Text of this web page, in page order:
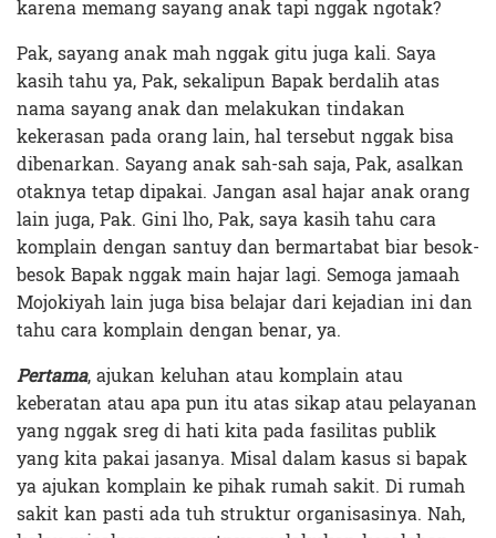
karena memang sayang anak tapi nggak ngotak?
Pak, sayang anak mah nggak gitu juga kali. Saya
kasih tahu ya, Pak, sekalipun Bapak berdalih atas
nama sayang anak dan melakukan tindakan
kekerasan pada orang lain, hal tersebut nggak bisa
dibenarkan. Sayang anak sah-sah saja, Pak, asalkan
otaknya tetap dipakai. Jangan asal hajar anak orang
lain juga, Pak. Gini lho, Pak, saya kasih tahu cara
komplain dengan santuy dan bermartabat biar besok-
besok Bapak nggak main hajar lagi. Semoga jamaah
Mojokiyah lain juga bisa belajar dari kejadian ini dan
tahu cara komplain dengan benar, ya.
Pertama, ajukan keluhan atau komplain atau
keberatan atau apa pun itu atas sikap atau pelayanan
yang nggak sreg di hati kita pada fasilitas publik
yang kita pakai jasanya. Misal dalam kasus si bapak
ya ajukan komplain ke pihak rumah sakit. Di rumah
sakit kan pasti ada tuh struktur organisasinya. Nah,